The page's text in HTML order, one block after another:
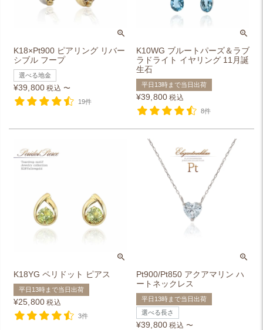
K18×Pt900 ピアリング リバー
シブル フープ
選べる地金
¥39,800 税込 〜
19件
K10WG ブルートパーズ＆ラブ
ラドライト イヤリング 11月誕
生石
平日13時まで当日出荷
¥39,800 税込
8件
K18YG ペリドット ピアス
平日13時まで当日出荷
¥25,800 税込
3件
Pt900/Pt850 アクアマリン ハ
ートネックレス
平日13時まで当日出荷
選べる長さ
¥39,800 税込 〜